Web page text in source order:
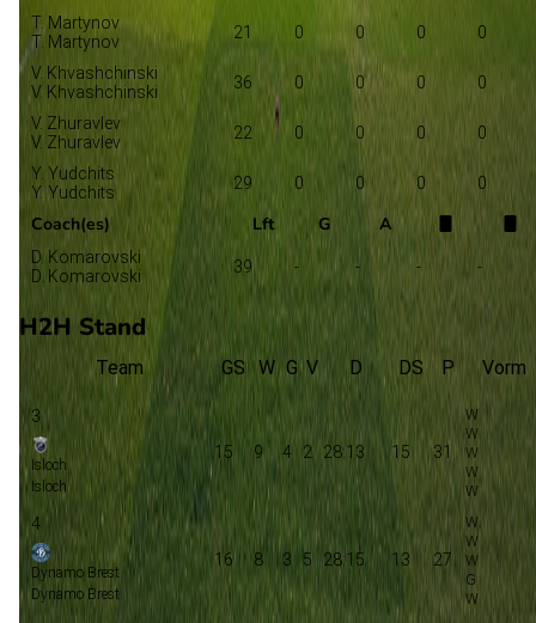
T. Martynov
T. Martynov
21 0 0 0 0
V. Khvashchinski
V. Khvashchinski
36 0 0 0 0
V. Zhuravlev
V. Zhuravlev
22 0 0 0 0
Y. Yudchits
Y. Yudchits
29 0 0 0 0
Coach(es) Lft G A
D. Komarovski
D. Komarovski
39 - - - -
H2H Stand
Team GS W G V D DS P Vorm
3
Isloch
Isloch
15 9 4 2 28:13 15 31
4
Dynamo Brest
Dynamo Brest
16 8 3 5 28:15 13 27